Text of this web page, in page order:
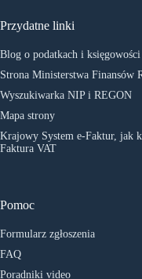
Przydatne linki
Blog o podatkach i księgowości
Strona Ministerstwa Finansów
Wyszukiwarka NIP i REGON
Mapa strony
Krajowy System e-Faktur, jak
Faktura VAT
Pomoc
Formularz zgłoszenia
FAQ
Poradniki video